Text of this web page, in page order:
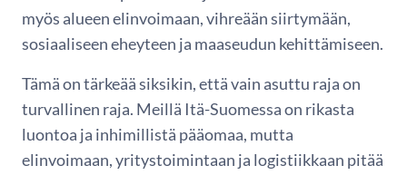
myös alueen elinvoimaan, vihreään siirtymään,
sosiaaliseen eheyteen ja maaseudun kehittämiseen.
Tämä on tärkeää siksikin, että vain asuttu raja on
turvallinen raja. Meillä Itä-Suomessa on rikasta
luontoa ja inhimillistä pääomaa, mutta
elinvoimaan, yritystoimintaan ja logistiikkaan pitää